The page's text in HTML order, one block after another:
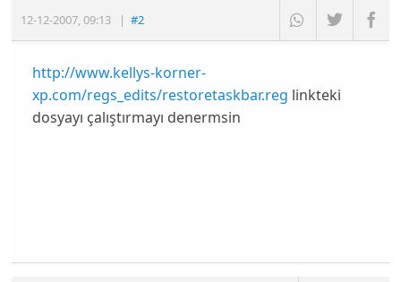
12-12-2007,09:13 |#2
http://www.kellys-korner-
xp.com/regs_edits/restoretaskbar.reg linkteki
dosyayı çalıştırmayı denermsin